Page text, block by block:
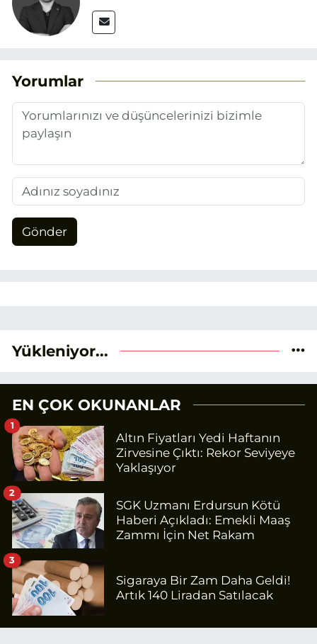
Yorumlar
Gönder
Yükleniyor...
EN ÇOK OKUNANLAR
Altın Fiyatları Yedi Haftanın
Zirvesine Çıktı: Rekor Seviyeye
Yaklaşıyor
1
SGK Uzmanı Erdursun Kötü
Haberi Açıkladı: Emekli Maaş
Zammı İçin Net Rakam
2
Sigaraya Bir Zam Daha Geldi!
Artık 140 Liradan Satılacak
3